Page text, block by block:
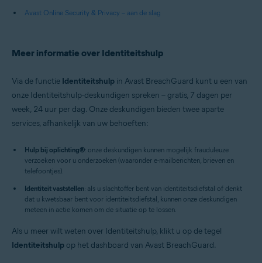
Avast Online Security & Privacy – aan de slag
Meer informatie over Identiteitshulp
Via de functie Identiteitshulp in Avast BreachGuard kunt u een van
onze Identiteitshulp-deskundigen spreken – gratis, 7 dagen per
week, 24 uur per dag. Onze deskundigen bieden twee aparte
services, afhankelijk van uw behoeften:
Hulp bij oplichting®: onze deskundigen kunnen mogelijk frauduleuze
verzoeken voor u onderzoeken (waaronder e-mailberichten, brieven en
telefoontjes).
Identiteit vaststellen: als u slachtoffer bent van identiteitsdiefstal of denkt
dat u kwetsbaar bent voor identiteitsdiefstal, kunnen onze deskundigen
meteen in actie komen om de situatie op te lossen.
Als u meer wilt weten over Identiteitshulp, klikt u op de tegel
Identiteitshulp op het dashboard van Avast BreachGuard.